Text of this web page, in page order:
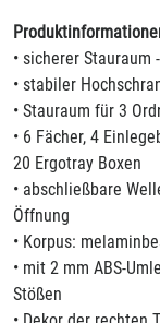
• sicherer
• stabiler
• Stauraum für 3
• 6 Fächer, 4
20 Ergotray Boxen
• abschließbare
Öffnung
• Korpus:
• mit 2 mm ABS-
Stößen